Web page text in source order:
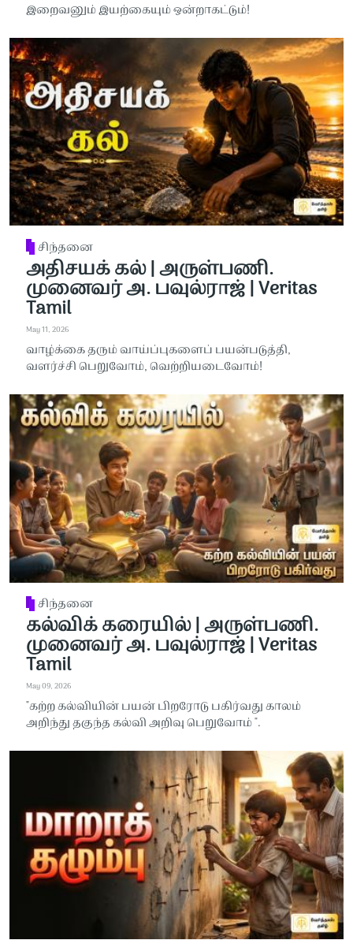
இறைவனும் இயற்கையும் ஒன்றாகட்டும்!
சிந்தனை
அதிசயக் கல் | அருள்பணி.
முனைவர் அ. பவுல்ராஜ் | Veritas
Tamil
May 11, 2026
வாழ்க்கை தரும் வாய்ப்புகளைப் பயன்படுத்தி,
வளர்ச்சி பெறுவோம், வெற்றியடைவோம்!
சிந்தனை
கல்விக் கரையில் | அருள்பணி.
முனைவர் அ. பவுல்ராஜ் | Veritas
Tamil
May 09, 2026
"கற்ற கல்வியின் பயன் பிறரோடு பகிர்வது காலம்
அறிந்து தகுந்த கல்வி அறிவு பெறுவோம் ".